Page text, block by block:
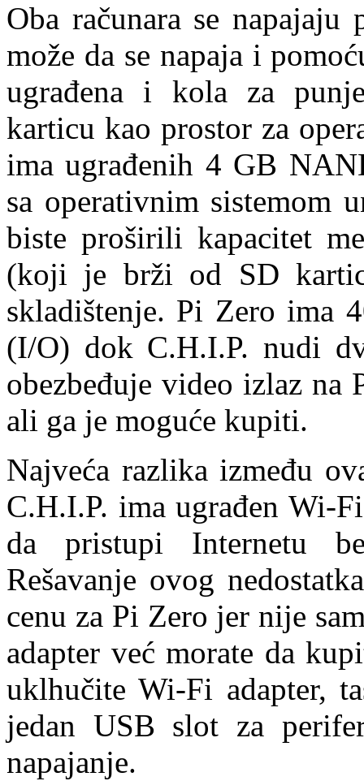
Oba računara se
može da se napaja i
ugrađena i kola za
karticu kao prostor za
ima ugrađenih 4 GB
sa operativnim sistemom
biste proširili kapacitet
(koji je brži od SD
skladištenje. Pi Zero ima
(I/O) dok C.H.I.P. nudi
obezbeđuje video izlaz
ali ga je moguće kupiti.
Najveća razlika između
C.H.I.P. ima ugrađen Wi-
da pristupi Internetu
Rešavanje ovog
cenu za Pi Zero jer nije
adapter već morate da
uklhučite Wi-Fi adapter,
jedan USB slot za
napajanje.